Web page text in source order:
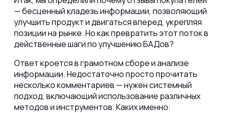
— бесценный кладезь информации, позволяющий
улучшить продукт и двигаться вперед, укрепляя
позиции на рынке. Но как превратить этот поток в
действенные шаги по улучшению БАДов?
Ответ кроется в грамотном сборе и анализе
информации. Недостаточно просто прочитать
несколько комментариев — нужен системный
подход, включающий использование различных
методов и инструментов. Каких именно: